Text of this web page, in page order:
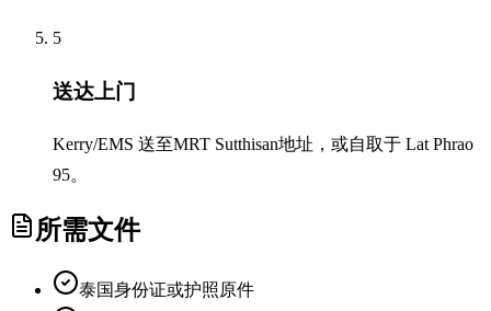
5
送达上门
Kerry/EMS 送至MRT Sutthisan地址，或自取于 Lat Phrao
95。
所需文件
泰国身份证或护照原件